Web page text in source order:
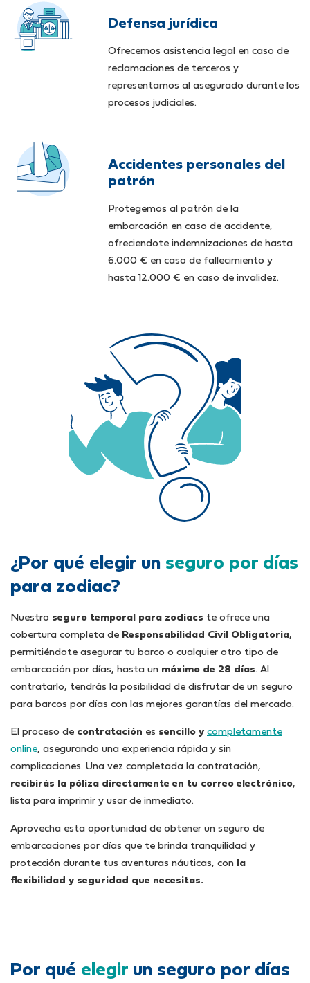
Defensa jurídica
Ofrecemos asistencia legal en caso de
reclamaciones de terceros y
representamos al asegurado durante los
procesos judiciales.
Accidentes personales del
patrón
Protegemos al patrón de la
embarcación en caso de accidente,
ofreciendote indemnizaciones de hasta
6.000 € en caso de fallecimiento y
hasta 12.000 € en caso de invalidez.
¿Por qué elegir un seguro por días
para zodiac?
Nuestro seguro temporal para zodiacs te ofrece una
cobertura completa de Responsabilidad Civil Obligatoria,
permitiéndote asegurar tu barco o cualquier otro tipo de
embarcación por días, hasta un máximo de 28 días. Al
contratarlo, tendrás la posibilidad de disfrutar de un seguro
para barcos por días con las mejores garantías del mercado.
El proceso de contratación es sencillo y completamente
online, asegurando una experiencia rápida y sin
complicaciones. Una vez completada la contratación,
recibirás la póliza directamente en tu correo electrónico,
lista para imprimir y usar de inmediato.
Aprovecha esta oportunidad de obtener un seguro de
embarcaciones por días que te brinda tranquilidad y
protección durante tus aventuras náuticas, con
la
flexibilidad y seguridad que necesitas.
Por qué elegir un seguro por días